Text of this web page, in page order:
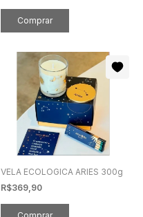
VELA ECOLOGICA ARIES 300g
R$369,90